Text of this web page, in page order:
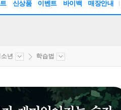
신상품 이벤트 바이백 매장안내
년 학습법